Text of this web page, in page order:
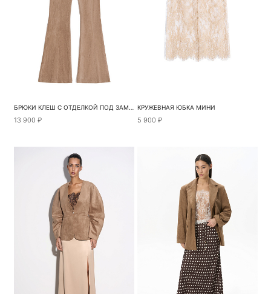
БРЮКИ КЛЕШ С ОТДЕЛКОЙ ПОД ЗАМШУ
13 900 ₽
КРУЖЕВНАЯ ЮБКА МИНИ
5 900 ₽